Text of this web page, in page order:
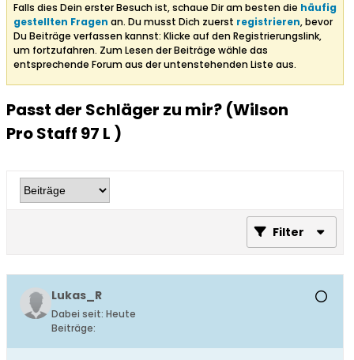
Falls dies Dein erster Besuch ist, schaue Dir am besten die häufig
gestellten Fragen an. Du musst Dich zuerst registrieren, bevor
Du Beiträge verfassen kannst: Klicke auf den Registrierungslink,
um fortzufahren. Zum Lesen der Beiträge wähle das
entsprechende Forum aus der untenstehenden Liste aus.
Passt der Schläger zu mir? (Wilson
Pro Staff 97 L )
Filter
Lukas_R
Dabei seit: Heute
Beiträge: